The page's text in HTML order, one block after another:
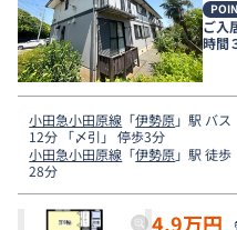
ご入
時間
電話
小田急小田原線 「伊勢原」駅 バス
12分 「〆引」 停歩3分
小田急小田原線 「伊勢原」駅 徒歩
28分
4.9万円